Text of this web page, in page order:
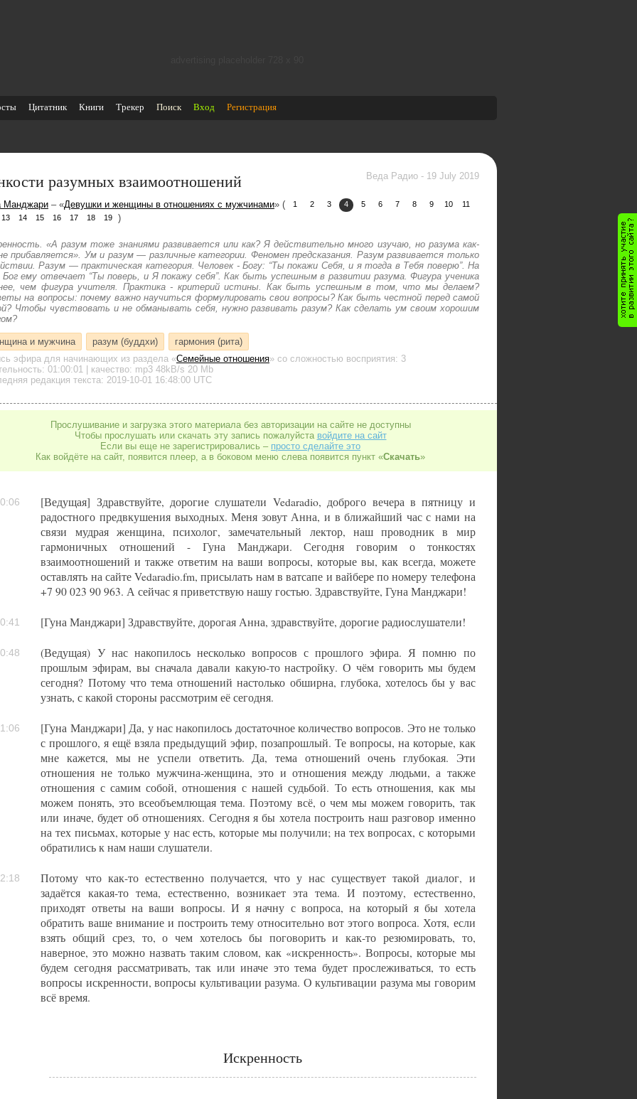
Цитатник Книги Трекер Поиск Вход Регистрация
разумных взаимоотношений Веда Радио - 19 July 2019
Манджари – «Девушки и женщины в отношениях с мужчинами» ( 1 2 3 4 5 6 7 8 9 10
11
13 14 15 16 17 18 19 )
«А разум тоже знаниями развивается или как? Я действительно много изучаю, но разума как-
прибавляется». Ум и разум — различные категории. Феномен предсказания. Разум развивается только
Разум — практическая категория. Человек - Богу: “Ты покажи Себя, и я тогда в Тебя поверю”. На
ему отвечает “Ты поверь, и Я покажу себя”. Как быть успешным в развитии разума. Фигура ученика
чем фигура учителя. Практика - критерий истины. Как быть успешным в том, что мы делаем?
на вопросы: почему важно научиться формулировать свои вопросы? Как быть честной перед самой
Чтобы чувствовать и не обманывать себя, нужно развивать разум? Как сделать ум своим хорошим
и мужчина разум (буддхи)
гармония (рита)
эфира для начинающих из раздела «Семейные отношения» со сложностью восприятия: 3
01:00:01 | качество: mp3 48kB/s 20 Mb
редакция текста: 2019-10-01 16:48:00 UTC
Прослушивание и загрузка этого материала без авторизации на сайте не доступны
Чтобы прослушать или скачать эту запись пожалуйста войдите на сайт
Если вы еще не зарегистрировались – просто сделайте это
Как войдёте на сайт, появится плеер, а в боковом меню слева появится пункт «Скачать»
[Ведущая] Здравствуйте, дорогие слушатели Vedaradio, доброго вечера в пятницу и
радостного предвкушения выходных. Меня зовут Анна, и в ближайший час с нами на
связи мудрая женщина, психолог, замечательный лектор, наш проводник в мир
гармоничных отношений - Гуна Манджари. Сегодня говорим о тонкостях
взаимоотношений и также ответим на ваши вопросы, которые вы, как всегда, можете
оставлять на сайте Vedaradio.fm, присылать нам в ватсапе и вайбере по номеру телефона
+7 90 023 90 963. А сейчас я приветствую нашу гостью. Здравствуйте, Гуна Манджари!
[Гуна Манджари] Здравствуйте, дорогая Анна, здравствуйте, дорогие радиослушатели!
(Ведущая) У нас накопилось несколько вопросов с прошлого эфира. Я помню по
прошлым эфирам, вы сначала давали какую-то настройку. О чём говорить мы будем
сегодня? Потому что тема отношений настолько обширна, глубока, хотелось бы у вас
узнать, с какой стороны рассмотрим её сегодня.
[Гуна Манджари] Да, у нас накопилось достаточное количество вопросов. Это не только
с прошлого, я ещё взяла предыдущий эфир, позапрошлый. Те вопросы, на которые, как
мне кажется, мы не успели ответить. Да, тема отношений очень глубокая. Эти
отношения не только мужчина-женщина, это и отношения между людьми, а также
отношения с самим собой, отношения с нашей судьбой. То есть отношения, как мы
можем понять, это всеобъемлющая тема. Поэтому всё, о чем мы можем говорить, так
или иначе, будет об отношениях. Сегодня я бы хотела построить наш разговор именно
на тех письмах, которые у нас есть, которые мы получили; на тех вопросах, с которыми
обратились к нам наши слушатели.
Потому что как-то естественно получается, что у нас существует такой диалог, и
задаётся какая-то тема, естественно, возникает эта тема. И поэтому, естественно,
приходят ответы на ваши вопросы. И я начну с вопроса, на который я бы хотела
обратить ваше внимание и построить тему относительно вот этого вопроса. Хотя, если
взять общий срез, то, о чем хотелось бы поговорить и как-то резюмировать, то,
наверное, это можно назвать таким словом, как «искренность». Вопросы, которые мы
будем сегодня рассматривать, так или иначе это тема будет прослеживаться, то есть
вопросы искренности, вопросы культивации разума. О культивации разума мы говорим
всё время.
Искренность